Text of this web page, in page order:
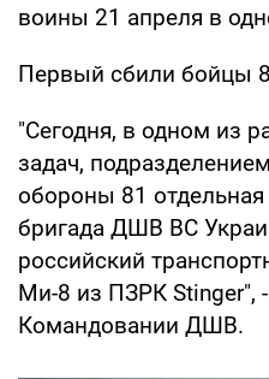
воины 21 апреля в
Первый сбили бойцы
"Сегодня, в одном из
задач,
обороны 81
бригада ДШВ ВС
российский
Ми-8 из ПЗРК Stinger",
Командовании ДШВ.